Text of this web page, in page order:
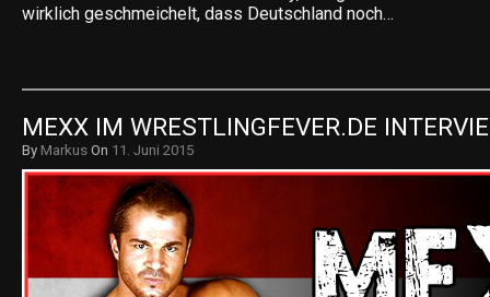
wirklich geschmeichelt, dass Deutschland noch…
MEXX IM WRESTLINGFEVER.DE
By Markus On 11. Juni 2015